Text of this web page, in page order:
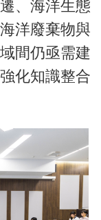
、海洋生態
洋廢棄物與
間仍亟需建
化知識整合